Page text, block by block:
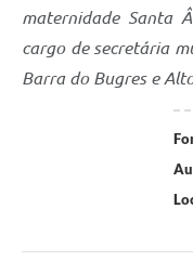
maternidade Santa
cargo de secretária
Barra do Bugres e